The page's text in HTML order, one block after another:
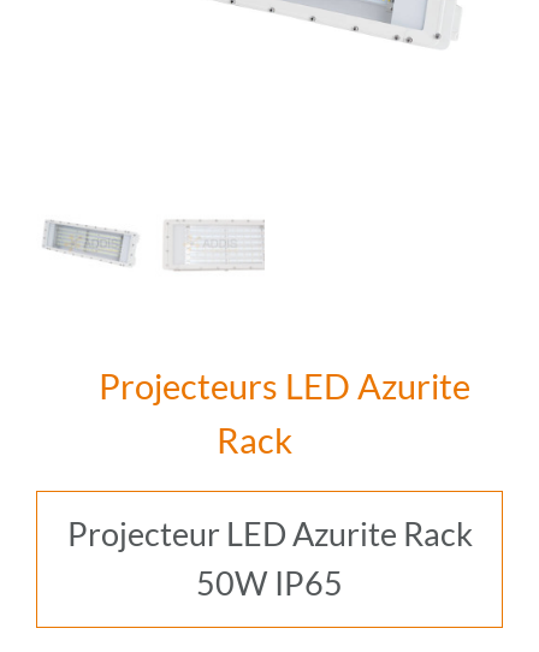
Projecteurs LED Azurite
Rack
Projecteur LED Azurite Rack
50W IP65